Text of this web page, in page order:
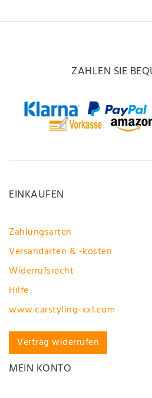
ZAHLEN SIE
EINKAUFEN
Zahlungsarten
Versandarten & -kosten
Widerrufsrecht
Hilfe
www.carstyling-xxl.com
Vertrag widerrufen
MEIN KONTO